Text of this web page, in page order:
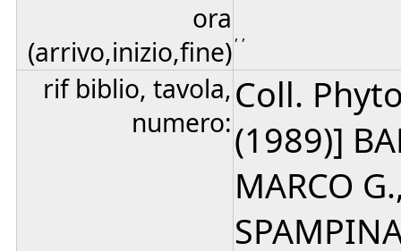
ora
(arrivo,inizio,fine), ,
rif biblio, tavola,
numero:
Coll.
(1989)]
MARCO